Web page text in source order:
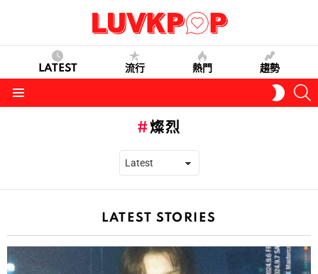
LATEST 流行 熱門 趨勢
SKIN
燦烈
LATEST STORIES